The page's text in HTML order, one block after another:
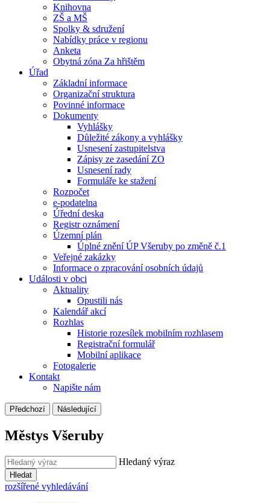
Knihovna
ZŠ a MŠ
Spolky & sdružení
Nabídky práce v regionu
Anketa
Obytná zóna Za hřištěm
Úřad
Základní informace
Organizační struktura
Povinné informace
Dokumenty
Vyhlášky
Důležité zákony a vyhlášky
Usnesení zastupitelstva
Zápisy ze zasedání ZO
Usnesení rady
Formuláře ke stažení
Rozpočet
e-podatelna
Úřední deska
Registr oznámení
Územní plán
Úplné znění ÚP Všeruby po změně č.1
Veřejné zakázky
Informace o zpracování osobních údajů
Události v obci
Aktuality
Opustili nás
Kalendář akcí
Rozhlas
Historie rozesílek mobilním rozhlasem
Registrační formulář
Mobilní aplikace
Fotogalerie
Kontakt
Napište nám
Předchozí Následující
Městys Všeruby
Hledaný výraz
Hledat
rozšířené vyhledávání